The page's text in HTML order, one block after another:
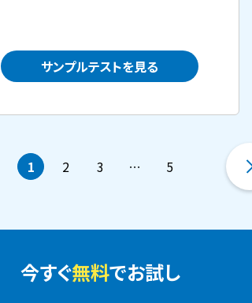
サンプルテストを見る
1 2 3 … 5
今すぐ無料でお試し